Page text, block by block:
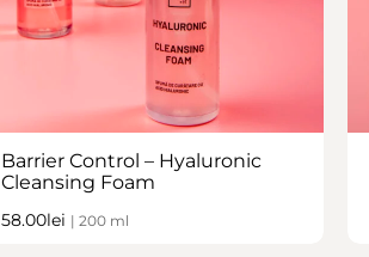
Barrier Control – Hyaluronic
Cleansing Foam
58.00lei | 200 ml